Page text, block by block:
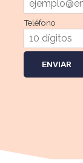
Teléfono
ENVIAR